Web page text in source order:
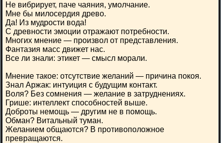
Не вибрирует, паче чаяния, умолчание.
Мне бы милосердия древо.
Да! Из мудрости вода!
С древности эмоции отражают потребности.
Многих мнение — произвол от представления.
Фантазия масс движет нас.
Все ли знали: этикет — смысл морали.
Мнение такое: отсутствие желаний — причина покоя.
Знал Аржак: интуиция с будущим контакт.
Воля? Без сомнения — желание в затруднениях.
Грише: интеллект способностей выше.
Доброты немощь — другим не в помощь.
Обман? Витальный туман.
Желанием общаются? В противоположное
превращаются.